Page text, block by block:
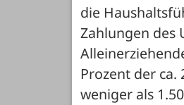
die
Zahlungen des
Prozent der
weniger als